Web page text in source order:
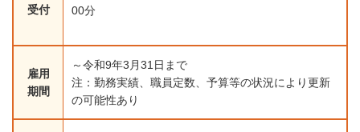
受付
00分
雇用
期間
～令和9年3月31日まで
注：勤務実績、職員定数、予算等の状況により更新
の可能性あり